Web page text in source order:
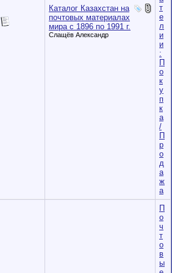
Каталог Казахстан на
почтовых материалах
мира с 1896 по 1991 г.
Слащёв Александр
т
е
л
и
и
:
П
о
к
у
п
к
а
/
П
р
о
д
а
ж
а
П
о
ч
т
о
в
ы